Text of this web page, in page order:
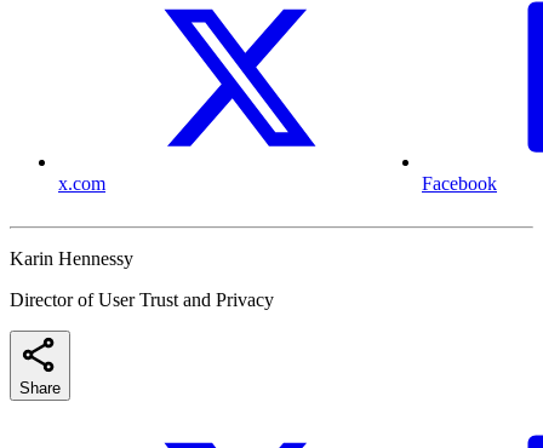
x.com Facebook
Karin Hennessy
Director of User Trust and Privacy
Share